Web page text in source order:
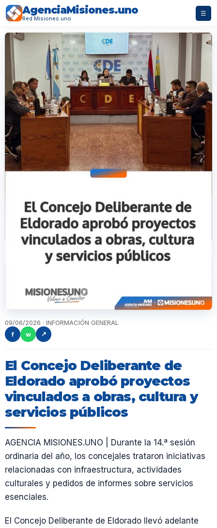
AgenciaMisiones.uno
Red Misiones.uno
☰
09/06/2026 · INFORMACIÓN GENERAL
f
w ↗
El Concejo Deliberante de
Eldorado aprobó proyectos
vinculados a obras, cultura y
servicios públicos
AGENCIA MISIONES.UNO | Durante la 14.ª sesión
ordinaria del año, los concejales trataron iniciativas
relacionadas con infraestructura, actividades
culturales y pedidos de informes sobre servicios
esenciales.
El Concejo Deliberante de Eldorado llevó adelante